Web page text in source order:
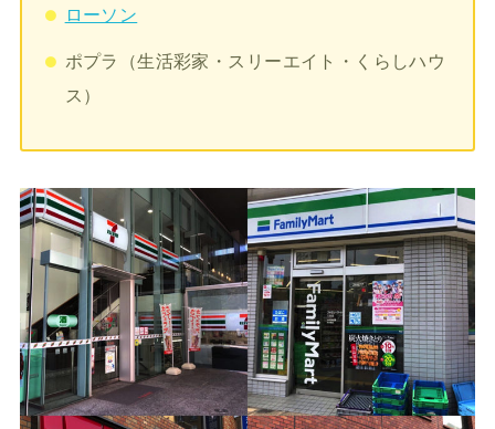
ローソン
ポプラ（生活彩家・スリーエイト・くらしハウ
ス）